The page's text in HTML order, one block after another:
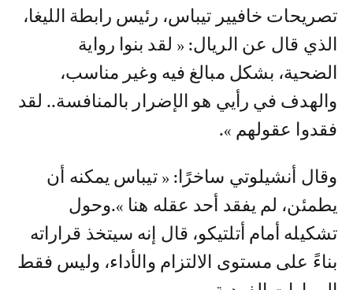
تصريحات خافيير تيباس، رئيس رابطة الليغا،
الذي قال عن الريال: « لقد بنوا رواية
الضحية، بشكل مبالغ فيه وغير مناسب،
والهدف في رأيي هو الإضرار بالمنافسة.. لقد
فقدوا عقولهم ».
وقال أنشيلوتي ساخرًا: « تيباس يمكنه أن
يطمئن، لم يفقد أحد عقله هنا ».وحول
تشكيله أمام أتلتيكو، قال إنه سيتخذ قراراته
بناءً على مستوى الالتزام والأداء، وليس فقط